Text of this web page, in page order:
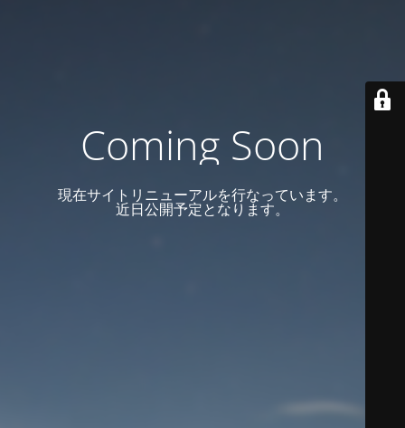
Coming Soon
現在サイトリニューアルを行なっています。
近日公開予定となります。